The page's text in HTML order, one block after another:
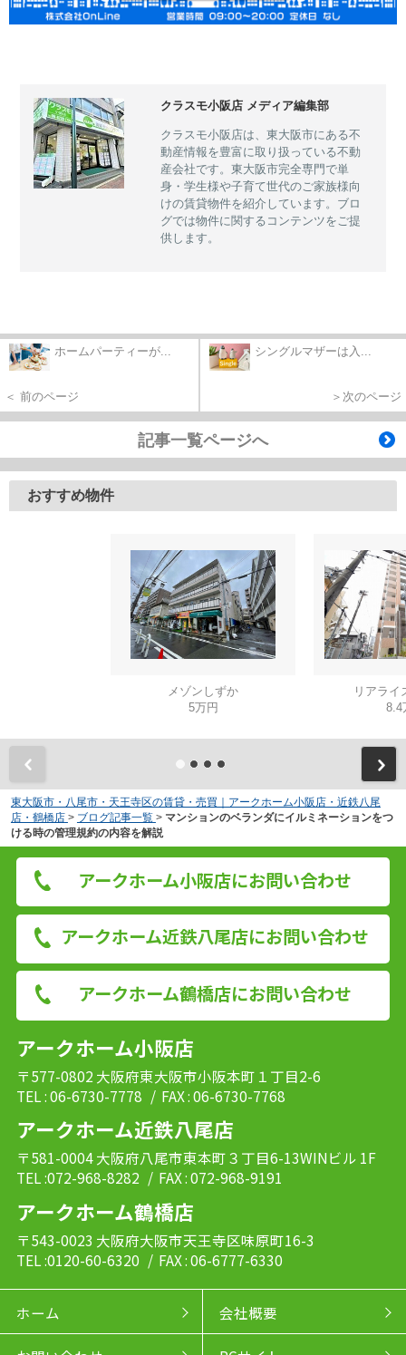
クラスモ小阪店 メディア編集部
クラスモ小阪店は、東大阪市にある不
動産情報を豊富に取り扱っている不動
産会社です。東大阪市完全専門で単
身・学生様や子育て世代のご家族様向
けの賃貸物件を紹介しています。ブロ
グでは物件に関するコンテンツをご提
供します。
ホームパーティーが...
＜ 前のページ
シングルマザーは入...
＞次のページ
記事一覧ページへ
おすすめ物件
メゾンしずか
5万円
リアライ
8.4
東大阪市・八尾市・天王寺区の賃貸・売買｜アークホーム小阪店・近鉄八尾
店・鶴橋店 > ブログ記事一覧 > マンションのベランダにイルミネーションをつ
ける時の管理規約の内容を解説
アークホーム小阪店にお問い合わせ
アークホーム近鉄八尾店にお問い合わせ
アークホーム鶴橋店にお問い合わせ
アークホーム小阪店
〒577-0802 大阪府東大阪市小阪本町１丁目2-6
TEL : 06-6730-7778 / FAX : 06-6730-7768
アークホーム近鉄八尾店
〒581-0004 大阪府八尾市東本町３丁目6-13WINビル 1F
TEL :072-968-8282 / FAX : 072-968-9191
アークホーム鶴橋店
〒543-0023 大阪府大阪市天王寺区味原町16-3
TEL :0120-60-6320 / FAX : 06-6777-6330
ホーム 会社概要